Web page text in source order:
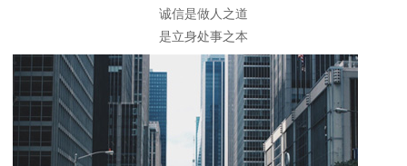
诚信是做人之道
是立身处事之本